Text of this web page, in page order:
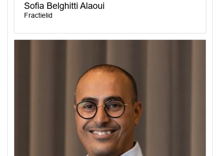
Sofia Belghitti Alaoui
Fractielid